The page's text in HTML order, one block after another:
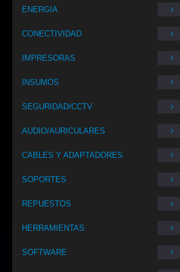
ENERGIA
CONECTIVIDAD
IMPRESORAS
INSUMOS
SEGURIDAD/CCTV
AUDIO/AURICULARES
CABLES Y ADAPTADORES
SOPORTES
REPUESTOS
HERRAMIENTAS
SOFTWARE